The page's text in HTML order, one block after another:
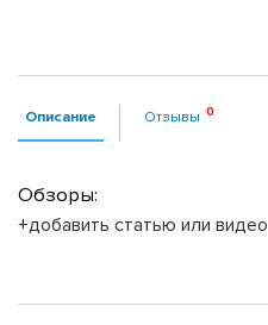
Описание Отзывы
Обзоры:
+добавить статью или видео